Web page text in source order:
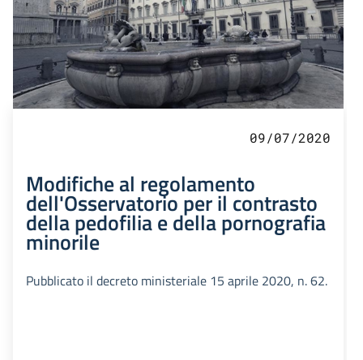
09/07/2020
Modifiche al regolamento
dell'Osservatorio per il contrasto
della pedofilia e della pornografia
minorile
Pubblicato il decreto ministeriale 15 aprile 2020, n. 62.